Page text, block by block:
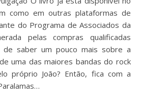
como em outras plataformas de
do Programa de Associados da
pelas compras qualificadas
saber um pouco mais sobre a
uma das maiores bandas do rock
próprio João? Então, fica com a